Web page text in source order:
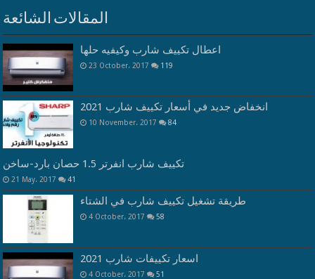
المقالات الشائعة
اعطال تكييف شارب وكيفيه حلها
23 October، 2017 119
انخفاض جديد في أسعار تكييف شارب 2021
10 November، 2017 84
تكييف شارب انفرتر 1.5 حصان بارد-ساخن
21 May، 2017 41
طريقة تشغيل تكييف شارب في الشتاء
4 October، 2017 58
اسعار تكييفات شارب 2021
4 October، 2017 51